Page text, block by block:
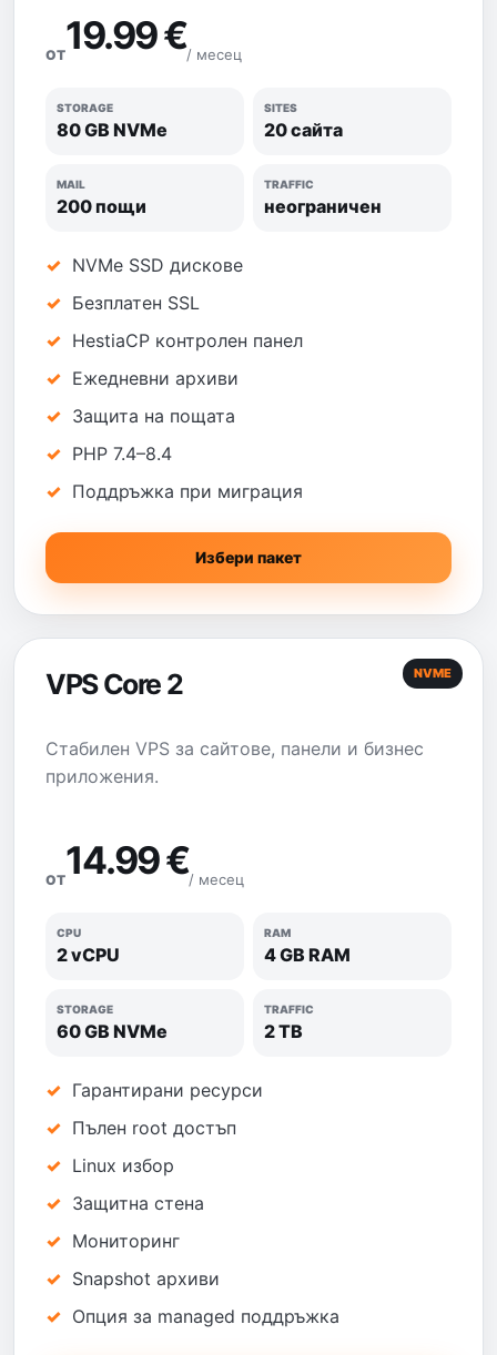
ОТ19.99 €/ месец
STORAGE
80 GB NVMe
SITES
20 сайта
MAIL
200 пощи
TRAFFIC
неограничен
NVMe SSD дискове
Безплатен SSL
HestiaCP контролен панел
Ежедневни архиви
Защита на пощата
PHP 7.4–8.4
Поддръжка при миграция
Избери пакет
NVME
VPS Core 2
Стабилен VPS за сайтове, панели и бизнес
приложения.
ОТ14.99 €/ месец
CPU
2 vCPU
RAM
4 GB RAM
STORAGE
60 GB NVMe
TRAFFIC
2 TB
Гарантирани ресурси
Пълен root достъп
Linux избор
Защитна стена
Мониторинг
Snapshot архиви
Опция за managed поддръжка